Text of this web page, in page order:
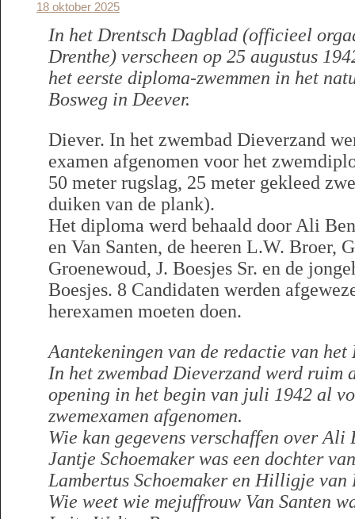
18 oktober 2025
In het Drentsch Dagblad (officieel
Drenthe) verscheen op 25 augustus
het eerste diploma-zwemmen in het
Bosweg in Deever.
Diever. In het zwembad Dieverzand
examen afgenomen voor het
50 meter rugslag, 25 meter gekleed
duiken van de plank).
Het diploma werd behaald door Ali
en Van Santen, de heeren L.W. Broer,
Groenewoud, J. Boesjes Sr. en de
Boesjes. 8 Candidaten werden
herexamen moeten doen.
Aantekeningen van de redactie van het
In het zwembad Dieverzand werd ruim
opening in het begin van juli 1942 al
zwemexamen afgenomen.
Wie kan gegevens verschaffen over Ali
Jantje Schoemaker was een dochter
Lambertus Schoemaker en Hilligje van
Wie weet wie mejuffrouw Van Santen